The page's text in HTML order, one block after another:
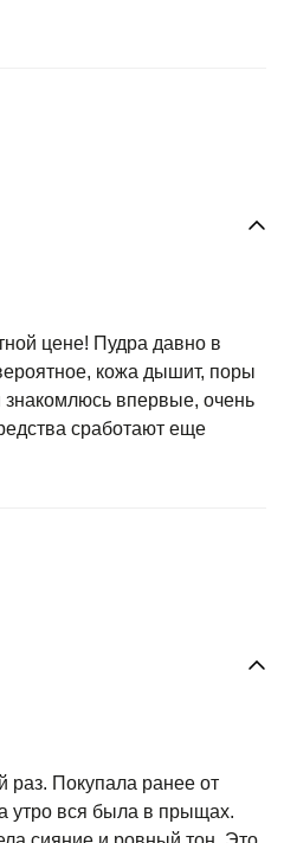
цене! Пудра давно в
кожа дышит, поры
впервые, очень
сработают еще
раз. Покупала ранее от
утро вся была в прыщах.